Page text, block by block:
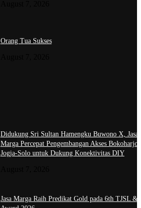
Orang Tua Sukses
Didukung Sri Sultan Hamengku Buwono X, Jasa
Marga Percepat Pengembangan Akses Bokoharjo
Jogja-Solo untuk Dukung Konektivitas DIY
Jasa Marga Raih Predikat Gold pada 6th TJSL &